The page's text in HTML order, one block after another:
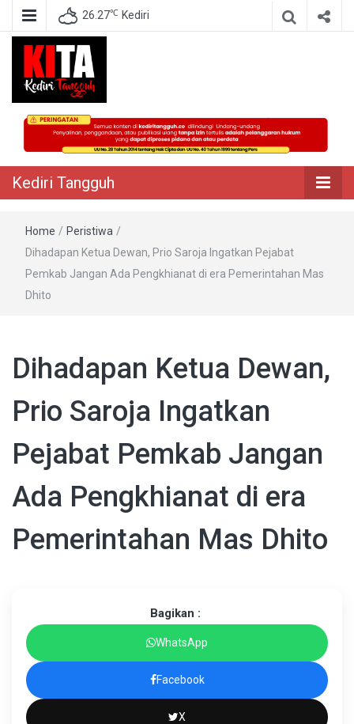
26.27℃ Kediri
Kediri Tangguh
Berita Akurat Terpercaya
Kediri Tangguh
Home / Peristiwa /
Dihadapan Ketua Dewan, Prio Saroja Ingatkan Pejabat
Pemkab Jangan Ada Pengkhianat di era Pemerintahan Mas
Dhito
Dihadapan Ketua Dewan,
Prio Saroja Ingatkan
Pejabat Pemkab Jangan
Ada Pengkhianat di era
Pemerintahan Mas Dhito
Bagikan :
WhatsApp
Facebook
X